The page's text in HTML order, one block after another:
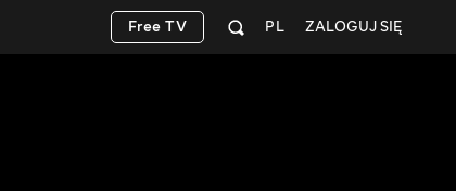
ZALOGUJ SIĘ
PL
Free TV